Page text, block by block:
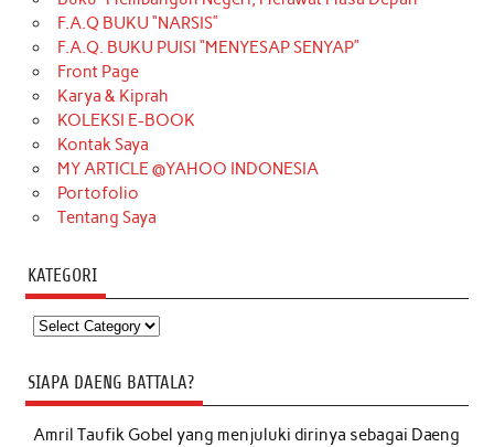
F.A.Q BUKU “NARSIS”
F.A.Q. BUKU PUISI “MENYESAP SENYAP”
Front Page
Karya & Kiprah
KOLEKSI E-BOOK
Kontak Saya
MY ARTICLE @YAHOO INDONESIA
Portofolio
Tentang Saya
KATEGORI
Kategori
SIAPA DAENG BATTALA?
Amril Taufik Gobelyang menjuluki dirinya sebagai Daeng